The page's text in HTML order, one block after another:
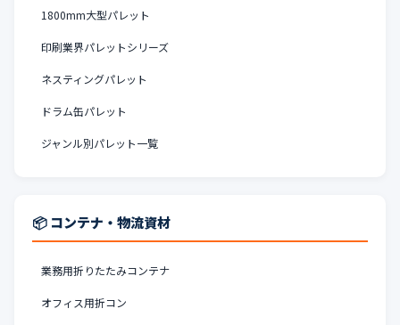
1800mm大型パレット
印刷業界パレットシリーズ
ネスティングパレット
ドラム缶パレット
ジャンル別パレット一覧
📦 コンテナ・物流資材
業務用折りたたみコンテナ
オフィス用折コン